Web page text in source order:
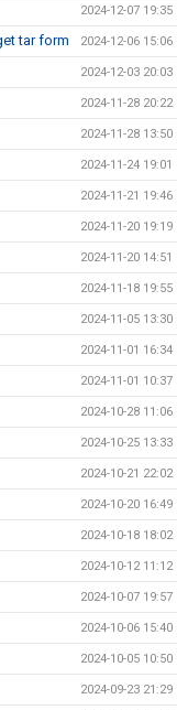
2024-12-07 19:35
tar form 2024-12-06 15:06
2024-12-03 20:03
2024-11-28 20:22
2024-11-28 13:50
2024-11-24 19:01
2024-11-21 19:46
2024-11-20 19:19
2024-11-20 14:51
2024-11-18 19:55
2024-11-05 13:30
2024-11-01 16:34
2024-11-01 10:37
2024-10-28 11:06
2024-10-25 13:33
2024-10-21 22:02
2024-10-20 16:49
2024-10-18 18:02
2024-10-12 11:12
2024-10-07 19:57
2024-10-06 15:40
2024-10-05 10:50
2024-09-23 21:29